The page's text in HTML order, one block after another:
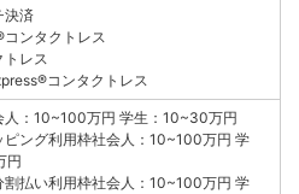
決済
ンタクトレス
レス
コンタクトレス
人：10~100万円 学生：10~30万円
ピング利用枠社会人：10~100万円 学
円
割払い利用枠社会人：10~100万円 学